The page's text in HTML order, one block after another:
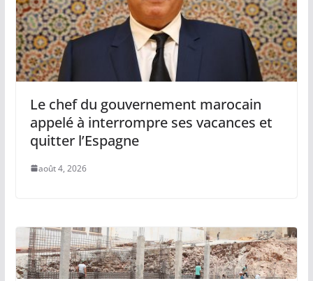
Le chef du gouvernement marocain
appelé à interrompre ses vacances et
quitter l’Espagne
août 4, 2026